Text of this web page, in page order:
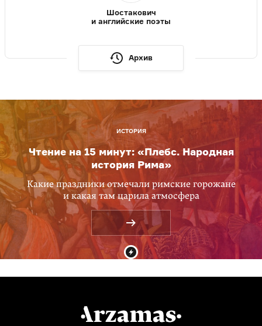
Шостакович
и английские поэты
Архив
ИСТОРИЯ
Чтение на 15 минут: «Плебс. Народная
история Рима»
Какие праздники отмечали римские горожане
и какая там царила атмосфера